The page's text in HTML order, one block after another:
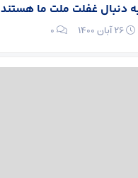
دنبال غفلت ملت ما هستند
۰